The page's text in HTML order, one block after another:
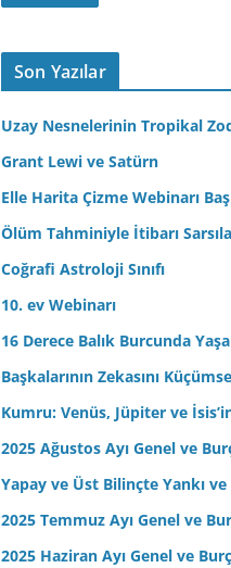
t
d
r
i
n
Son Yazılar
Uzay Nesnelerinin Tropikal
Grant Lewi ve Satürn
Elle Harita Çizme Webinarı
Ölüm Tahminiyle İtibarı
Coğrafi Astroloji Sınıfı
10. ev Webinarı
16 Derece Balık Burcunda
Başkalarının Zekasını
Kumru: Venüs, Jüpiter ve
2025 Ağustos Ayı Genel ve
Yapay ve Üst Bilinçte Yankı
2025 Temmuz Ayı Genel ve
2025 Haziran Ayı Genel ve